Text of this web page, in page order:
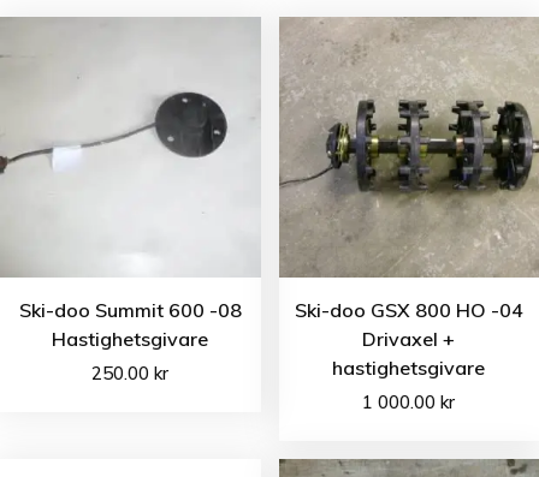
Ski-doo Summit 600 -08
Hastighetsgivare
250.00kr
Ski-doo GSX 800 HO -04
Drivaxel +
hastighetsgivare
1 000.00kr